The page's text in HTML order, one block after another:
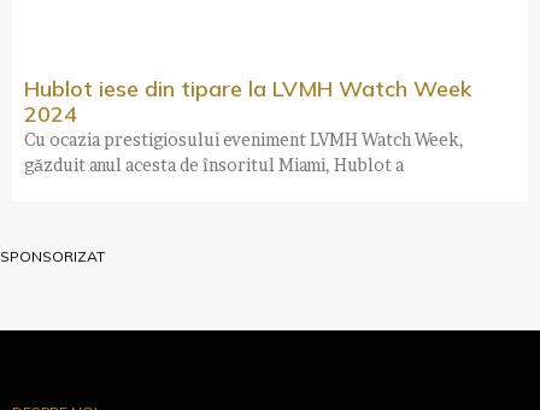
Hublot iese din tipare la LVMH Watch Week
2024
Cu ocazia prestigiosului eveniment LVMH Watch Week,
găzduit anul acesta de însoritul Miami, Hublot a
SPONSORIZAT